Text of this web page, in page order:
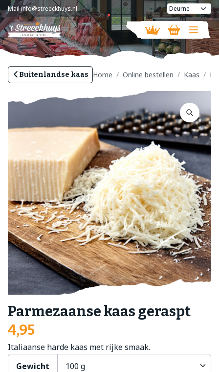
Mailinfo@streeckhuys.nl
Vandaag geopend van08:30 - 16:00
Buitenlandse kaas Home Online bestellen Kaas
Parmezaanse kaas geraspt
4,95
Italiaanse harde kaas met rijke smaak.
Gewicht